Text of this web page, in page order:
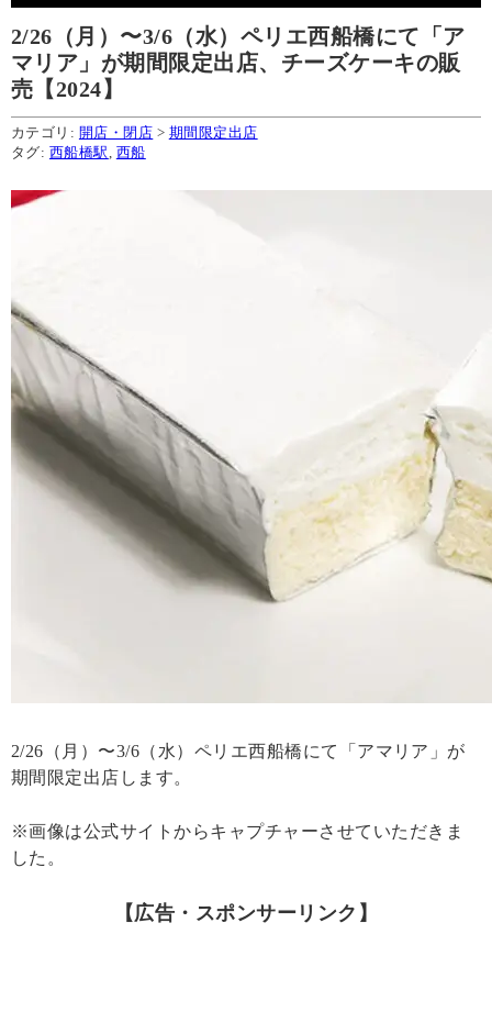
2/26（月）〜3/6（水）ペリエ西船橋にて「ア
マリア」が期間限定出店、チーズケーキの販
売【2024】
カテゴリ: 開店・閉店 > 期間限定出店
タグ: 西船橋駅 西船
2/26（月）〜3/6（水）ペリエ西船橋にて「アマリア」が
期間限定出店します。
※画像は公式サイトからキャプチャーさせていただきま
した。
【広告・スポンサーリンク】